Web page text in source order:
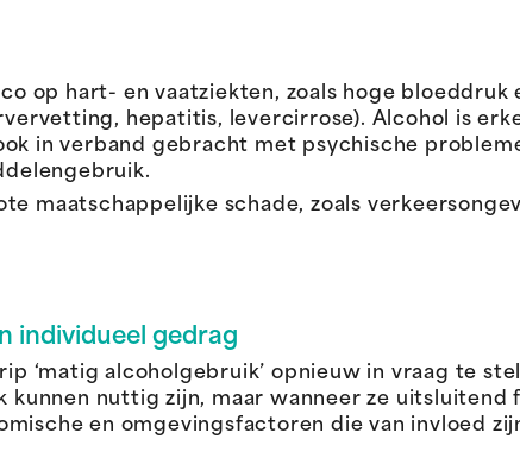
op hart- en vaatziekten, zoals hoge bloeddruk
hepatitis, levercirrose). Alcohol is
in verband gebracht met psychische
maatschappelijke schade, zoals
individueel gedrag
‘matig alcoholgebruik’ opnieuw in vraag te
nuttig zijn, maar wanneer ze uitsluitend
en omgevingsfactoren die van invloed